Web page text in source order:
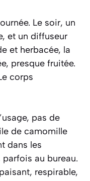
Le soir, un
et un diffuseur
et herbacée, la
presque fruitée.
corps
pas de
de camomille
dans les
au bureau.
respirable,